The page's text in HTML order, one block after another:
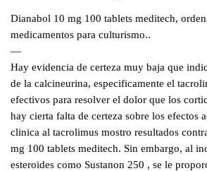
Dianabol 10 mg 100 tablets meditech,
medicamentos para culturismo..
—
Hay evidencia de certeza muy baja que
de la calcineurina, especificamente el
efectivos para resolver el dolor que los
hay cierta falta de certeza sobre los efectos
clinica al tacrolimus mostro resultados
mg 100 tablets meditech. Sin embargo, al
esteroides como Sustanon 250 , se le